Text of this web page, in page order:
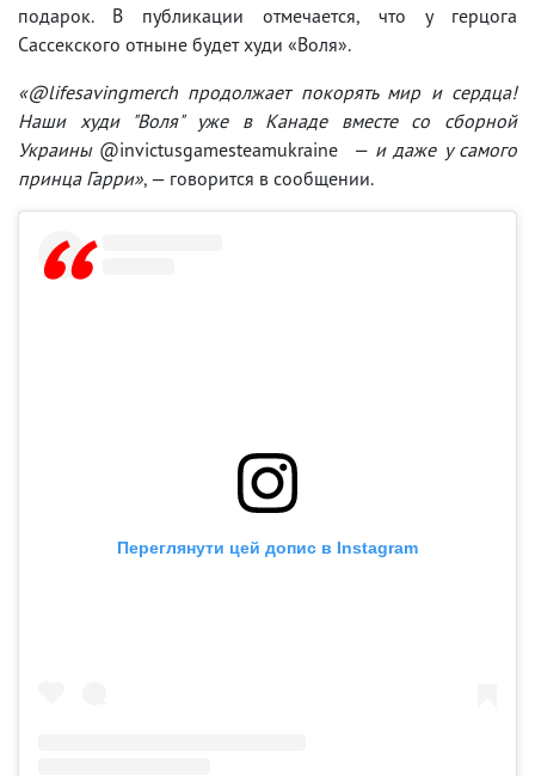
подарок. В публикации отмечается, что у герцога
Сассекского отныне будет худи «Воля».
«@lifesavingmerch продолжает покорять мир и сердца!
Наши худи "Воля" уже в Канаде вместе со сборной
Украины @invictusgamesteamukraine — и даже у самого
принца Гарри», — говорится в сообщении.
Переглянути цей допис в Instagram